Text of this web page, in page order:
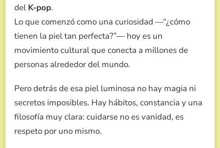
DE
PIEL
EN
del K-pop.
Lo que comenzó como una curiosidad —“¿cómo
tienen la piel tan perfecta?”— hoy es un
movimiento cultural que conecta a millones de
personas alrededor del mundo.
Pero detrás de esa piel luminosa no hay magia ni
secretos imposibles. Hay hábitos, constancia y una
filosofía muy clara: cuidarse no es vanidad, es
respeto por uno mismo.